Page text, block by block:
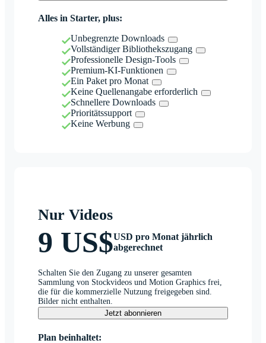
Alles in Starter, plus:
Unbegrenzte Downloads
Vollständiger Bibliothekszugang
Professionelle Design-Tools
Premium-KI-Funktionen
Ein Paket pro Monat
Keine Quellenangabe erforderlich
Schnellere Downloads
Prioritätssupport
Keine Werbung
Nur Videos
9 US$USD pro Monat jährlich
abgerechnet
Schalten Sie den Zugang zu unserer gesamten
Sammlung von Stockvideos und Motion Graphics frei,
die für die kommerzielle Nutzung freigegeben sind.
Bilder nicht enthalten.
Jetzt abonnieren
Plan beinhaltet: